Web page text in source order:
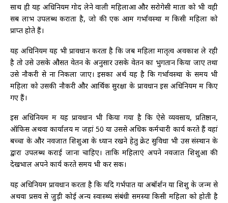
साथ ही यह अधिनियम गोद लेने वाली महिलाओं और सरोगेसी माता को भी वही
सब लाभ उपलब्ध कराता है, जो की एक आम गर्भावस्था में किसी महिला को
प्राप्त होते हैं।
यह अधिनियम यह भी प्रावधान करता है कि जब महिला मातृत्व अवकाश ले रही
है तो उसे उसके औसत वेतन के अनुसार उसके वेतन का भुगतान किया जाए तथा
उसे नौकरी से ना निकला जाए। इसका अर्थ यह है कि गर्भावस्था के समय भी
महिला को उसकी नौकरी और आर्थिक सुरक्षा के प्रावधान इस अधिनियम में किए
गए हैं।
इस अधिनियम में यह प्रावधान भी किया गया है कि ऐसे व्यवसाय, प्रतिष्ठान,
ऑफिस अथवा कार्यालय में जहां 50 या उससे अधिक कर्मचारी कार्य करते हैं वहां
बच्चों के और नवजात शिशुओं के ध्यान रखने हेतु क्रेट सुविधा भी उस संस्थान के
द्वारा उपलब्ध कराई जाना चाहिए। ताकि महिलाएं अपने नवजात शिशुओं की
देखभाल अपने कार्य करते समय भी कर सकें।
यह अधिनियम प्रावधान करता है कि यदि गर्भपात या अबॉर्शन या शिशु के जन्म से
अथवा प्रसव से जुड़ी कोई अन्य स्वास्थ्य संबंधी समस्या किसी महिला को होती है